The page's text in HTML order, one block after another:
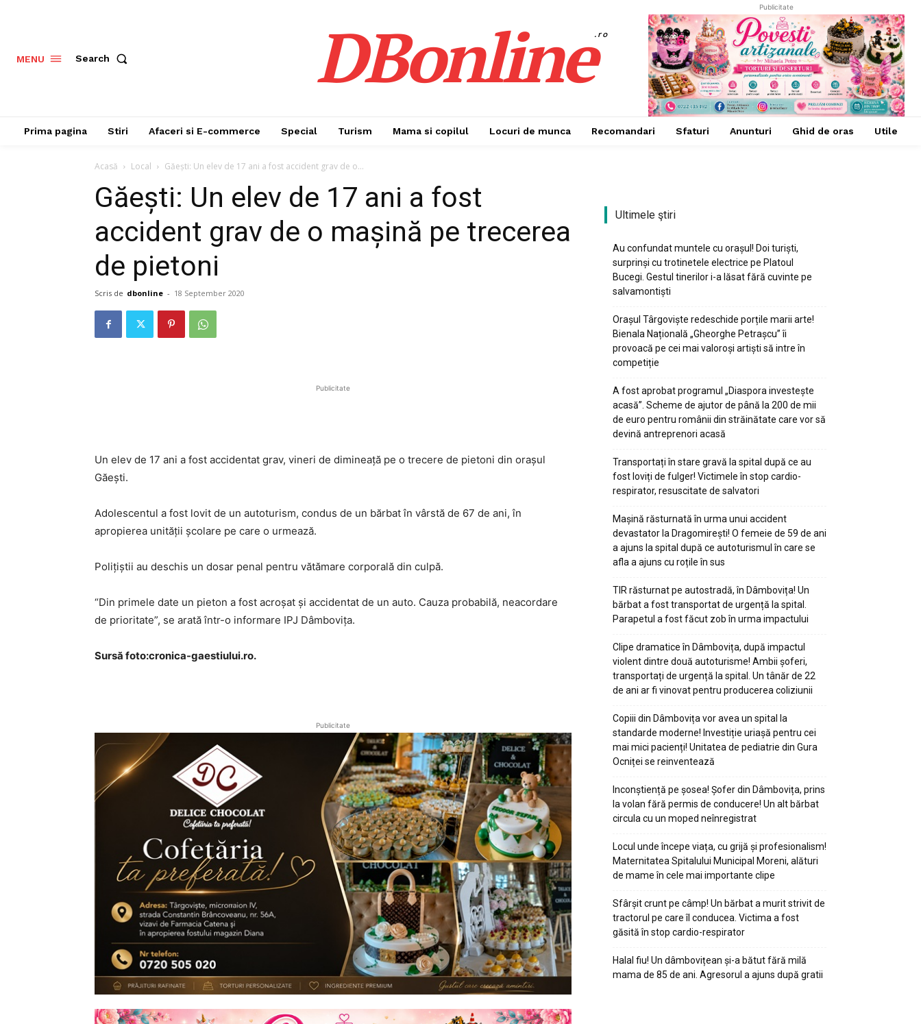
MENU Search DBonline.ro
Publicitate
Prima pagina Stiri Afaceri si E-commerce Special Turism Mama si copilul Locuri de munca Recomandari Sfaturi Anunturi Ghid de oras Utile
Acasă Local Găești: Un elev de 17 ani a fost accident grav de o...
Găești: Un elev de 17 ani a fost
accident grav de o mașină pe trecerea
de pietoni
Scris de dbonline - 18 September 2020
Publicitate
Un elev de 17 ani a fost accidentat grav, vineri de dimineață pe o trecere de pietoni din orașul
Găești.
Adolescentul a fost lovit de un autoturism, condus de un bărbat în vârstă de 67 de ani, în
apropierea unității școlare pe care o urmează.
Polițiștii au deschis un dosar penal pentru vătămare corporală din culpă.
“Din primele date un pieton a fost acroșat și accidentat de un auto. Cauza probabilă, neacordare
de prioritate”, se arată într-o informare IPJ Dâmbovița.
Sursă foto:cronica-gaestiului.ro.
Publicitate
Ultimele ştiri
Au confundat muntele cu orașul! Doi turiști,
surprinși cu trotinetele electrice pe Platoul
Bucegi. Gestul tinerilor i-a lăsat fără cuvinte pe
salvamontiști
Orașul Târgoviște redeschide porțile marii arte!
Bienala Națională „Gheorghe Petrașcu” îi
provoacă pe cei mai valoroși artiști să intre în
competiție
A fost aprobat programul „Diaspora investește
acasă”. Scheme de ajutor de până la 200 de mii
de euro pentru românii din străinătate care vor să
devină antreprenori acasă
Transportați în stare gravă la spital după ce au
fost loviți de fulger! Victimele în stop cardio-
respirator, resuscitate de salvatori
Mașină răsturnată în urma unui accident
devastator la Dragomirești! O femeie de 59 de ani
a ajuns la spital după ce autoturismul în care se
afla a ajuns cu roțile în sus
TIR răsturnat pe autostradă, în Dâmbovița! Un
bărbat a fost transportat de urgență la spital.
Parapetul a fost făcut zob în urma impactului
Clipe dramatice în Dâmbovița, după impactul
violent dintre două autoturisme! Ambii șoferi,
transportați de urgență la spital. Un tânăr de 22
de ani ar fi vinovat pentru producerea coliziunii
Copiii din Dâmbovița vor avea un spital la
standarde moderne! Investiție uriașă pentru cei
mai mici pacienți! Unitatea de pediatrie din Gura
Ocniței se reinventează
Inconștiență pe șosea! Șofer din Dâmbovița, prins
la volan fără permis de conducere! Un alt bărbat
circula cu un moped neînregistrat
Locul unde începe viața, cu grijă și profesionalism!
Maternitatea Spitalului Municipal Moreni, alături
de mame în cele mai importante clipe
Sfârșit crunt pe câmp! Un bărbat a murit strivit de
tractorul pe care îl conducea. Victima a fost
găsită în stop cardio-respirator
Halal fiu! Un dâmbovițean și-a bătut fără milă
mama de 85 de ani. Agresorul a ajuns după gratii